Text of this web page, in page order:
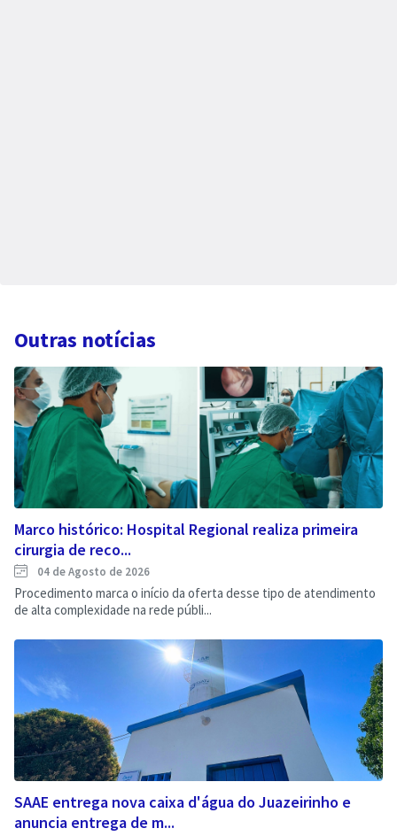
Outras notícias
Marco histórico: Hospital Regional realiza primeira
cirurgia de reco...
04 de Agosto de 2026
Procedimento marca o início da oferta desse tipo de atendimento
de alta complexidade na rede públi...
SAAE entrega nova caixa d'água do Juazeirinho e
anuncia entrega de m...